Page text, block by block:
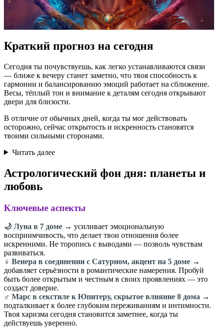
Краткий прогноз на сегодня
Сегодня ты почувствуешь, как легко устанавливаются связи
— ближе к вечеру станет заметно, что твоя способность к
гармонии и балансированию эмоций работает на сближение.
Весы, тёплый тон и внимание к деталям сегодня открывают
двери для близости.
В отличие от обычных дней, когда ты мог действовать
осторожно, сейчас открытость и искренность становятся
твоими сильными сторонами.
Читать далее
Астрологический фон дня: планеты и
любовь
Ключевые аспекты
🌙 Луна в 7 доме → усиливает эмоциональную
восприимчивость, что делает твои отношения более
искренними. Не торопись с выводами — позволь чувствам
развиваться.
♀️ Венера в соединении с Сатурном, акцент на 5 доме →
добавляет серьёзности в романтические намерения. Пробуй
быть более открытым и честным в своих проявлениях — это
создаст доверие.
♂️ Марс в секстиле к Юпитеру, скрытое влияние 8 дома →
подталкивает к более глубоким переживаниям и интимности.
Твоя харизма сегодня становится заметнее, когда ты
действуешь уверенно.